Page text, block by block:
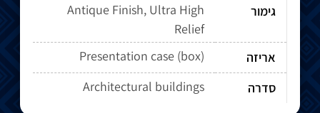
גימור
Antique Finish, Ultra High
Relief
אריזה
Presentation case (box)
סדרה
Architectural buildings